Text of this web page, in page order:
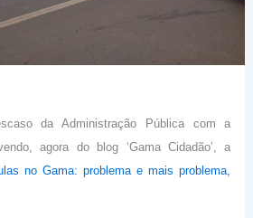
da Administração Pública com a
agora do blog ‘Gama Cidadão’, a
no Gama: problema e mais problema,